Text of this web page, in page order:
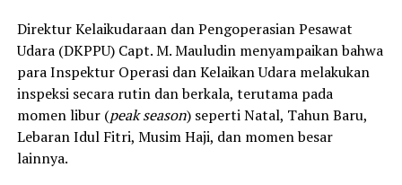
Direktur Kelaikudaraan dan Pengoperasian Pesawat
Udara (DKPPU) Capt. M. Mauludin menyampaikan bahwa
para Inspektur Operasi dan Kelaikan Udara melakukan
inspeksi secara rutin dan berkala, terutama pada
momen libur (peak season) seperti Natal, Tahun Baru,
Lebaran Idul Fitri, Musim Haji, dan momen besar
lainnya.